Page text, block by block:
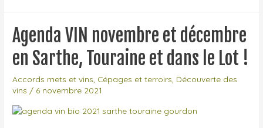
dans
le
vin
Agenda VIN novembre et décembre
en Sarthe, Touraine et dans le Lot !
Accords mets et vins Cépages et terroirs Découverte des
vins / 6 novembre 2021